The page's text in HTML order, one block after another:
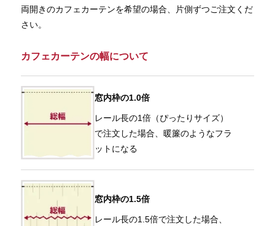
両開きのカフェカーテンを希望の場合、片側ずつご注文くだ
さい。
カフェカーテンの幅について
窓内枠の1.0倍
レール長の1倍（ぴったりサイズ）
で注文した場合、暖簾のようなフラ
ットになる
窓内枠の1.5倍
レール長の1.5倍で注文した場合、